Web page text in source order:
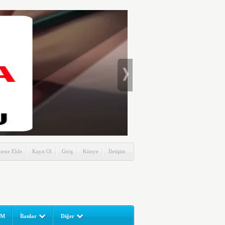
Ekle Kayıt Ol Giriş Künye İletişim
İlanlar Diğer